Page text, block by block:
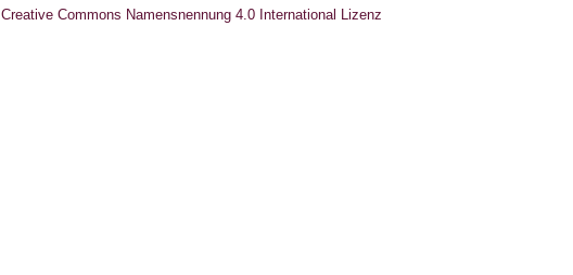
Creative Commons Namensnennung 4.0 International Lizenz